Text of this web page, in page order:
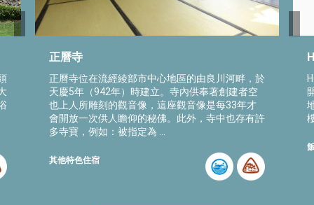
正曆寺
正曆寺位在流經綾部市中心地區的由良川河畔，於
天慶5年（942年）時建立。寺內供奉著創建者空
也上人所雕刻的觀音像，這座觀音像是每33年才
會開放一次供人瞻仰的秘佛。此外，寺中也存有許
多寺寶，例如：被指定為 ...
其他特色住宿